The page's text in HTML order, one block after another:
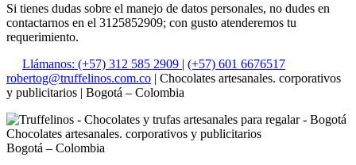
Si tienes dudas sobre el manejo de datos personales, no dudes en
contactarnos en el 3125852909; con gusto atenderemos tu
requerimiento.
Llámanos: (+57) 312 585 2909 | (+57) 601 6676517
robertog@truffelinos.com.co | Chocolates artesanales. corporativos
y publicitarios | Bogotá – Colombia
Chocolates artesanales. corporativos y publicitarios
Bogotá – Colombia